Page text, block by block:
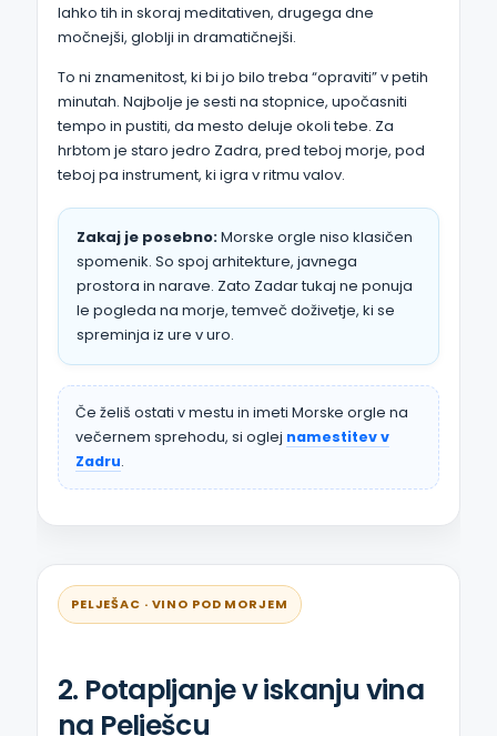
lahko tih in skoraj meditativen, drugega dne
močnejši, globlji in dramatičnejši.
To ni znamenitost, ki bi jo bilo treba “opraviti” v petih
minutah. Najbolje je sesti na stopnice, upočasniti
tempo in pustiti, da mesto deluje okoli tebe. Za
hrbtom je staro jedro Zadra, pred teboj morje, pod
teboj pa instrument, ki igra v ritmu valov.
Zakaj je posebno:Morske orgle niso klasičen
spomenik. So spoj arhitekture, javnega
prostora in narave. Zato Zadar tukaj ne ponuja
le pogleda na morje, temveč doživetje, ki se
spreminja iz ure v uro.
Če želiš ostati v mestu in imeti Morske orgle na
večernem sprehodu, si oglej namestitev v
Zadru.
PELJEŠAC · VINO POD MORJEM
2. Potapljanje v iskanju vina
na Pelješcu